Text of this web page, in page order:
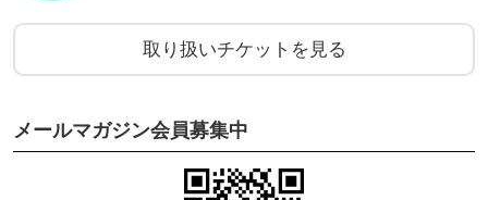
https://ticket.tsuku2.jp/events-detail/2300562030232
3?t=3&amp;Ino=000020401300
●【ディープ】ソウルフルエンジェル鑑定はこちら
取り扱いチケットを見る
メールマガジン会員募集中